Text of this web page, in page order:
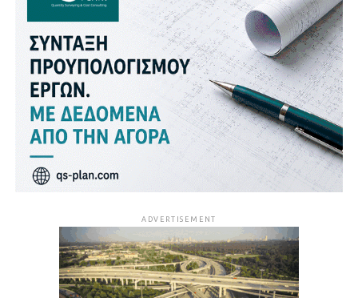
ADVERTISEMENT